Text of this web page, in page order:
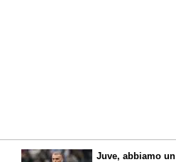
Juve, abbiamo un